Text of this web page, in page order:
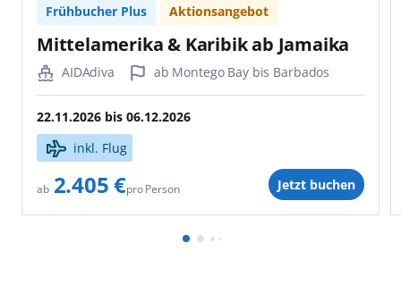
Frühbucher Plus Aktionsangebot
Mittelamerika & Karibik ab Jamaika
AIDAdiva ab Montego Bay bis Barbados
22.11.2026 bis 06.12.2026
inkl. Flug
ab 2.405 €pro Person Jetzt buchen